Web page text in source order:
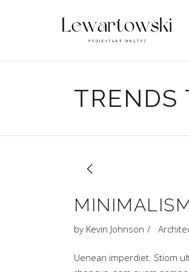
TRENDS
by Kevin Johnson
Uenean imperdiet. Stiom